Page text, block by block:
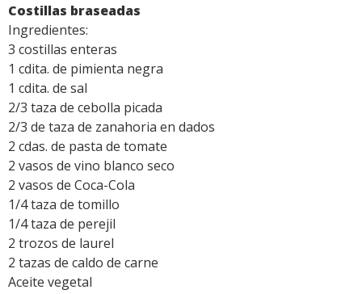
Costillas braseadas
Ingredientes:
3 costillas enteras
1 cdita. de pimienta negra
1 cdita. de sal
2/3 taza de cebolla picada
2/3 de taza de zanahoria en dados
2 cdas. de pasta de tomate
2 vasos de vino blanco seco
2 vasos de Coca-Cola
1/4 taza de tomillo
1/4 taza de perejil
2 trozos de laurel
2 tazas de caldo de carne
Aceite vegetal